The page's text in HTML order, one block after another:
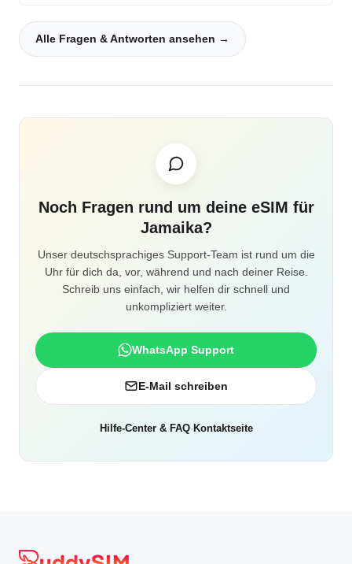
Alle Fragen & Antworten ansehen →
Noch Fragen rund um deine eSIM für
Jamaika?
Unser deutschsprachiges Support-Team ist rund um die
Uhr für dich da, vor, während und nach deiner Reise.
Schreib uns einfach, wir helfen dir schnell und
unkompliziert weiter.
WhatsApp Support
E-Mail schreiben
Hilfe-Center & FAQ· Kontaktseite